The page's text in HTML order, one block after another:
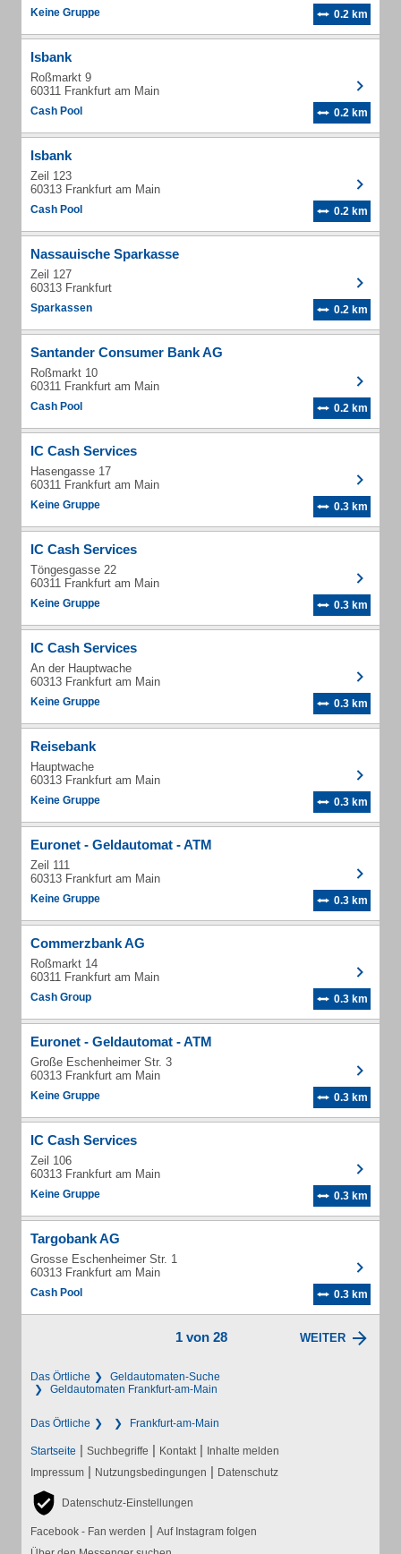
Keine Gruppe 0.2 km
Isbank
Roßmarkt 9
60311 Frankfurt am Main
Cash Pool 0.2 km
Isbank
Zeil 123
60313 Frankfurt am Main
Cash Pool 0.2 km
Nassauische Sparkasse
Zeil 127
60313 Frankfurt
Sparkassen 0.2 km
Santander Consumer Bank AG
Roßmarkt 10
60311 Frankfurt am Main
Cash Pool 0.2 km
IC Cash Services
Hasengasse 17
60311 Frankfurt am Main
Keine Gruppe 0.3 km
IC Cash Services
Töngesgasse 22
60311 Frankfurt am Main
Keine Gruppe 0.3 km
IC Cash Services
An der Hauptwache
60313 Frankfurt am Main
Keine Gruppe 0.3 km
Reisebank
Hauptwache
60313 Frankfurt am Main
Keine Gruppe 0.3 km
Euronet - Geldautomat - ATM
Zeil 111
60313 Frankfurt am Main
Keine Gruppe 0.3 km
Commerzbank AG
Roßmarkt 14
60311 Frankfurt am Main
Cash Group 0.3 km
Euronet - Geldautomat - ATM
Große Eschenheimer Str. 3
60313 Frankfurt am Main
Keine Gruppe 0.3 km
IC Cash Services
Zeil 106
60313 Frankfurt am Main
Keine Gruppe 0.3 km
Targobank AG
Grosse Eschenheimer Str. 1
60313 Frankfurt am Main
Cash Pool 0.3 km
1 von 28 WEITER
Das Örtliche
Geldautomaten-Suche
Geldautomaten Frankfurt-am-Main
Das Örtliche Frankfurt-am-Main
Startseite | Suchbegriffe | Kontakt | Inhalte melden
Impressum | Nutzungsbedingungen | Datenschutz
Datenschutz-Einstellungen
Facebook - Fan werden | Auf Instagram folgen